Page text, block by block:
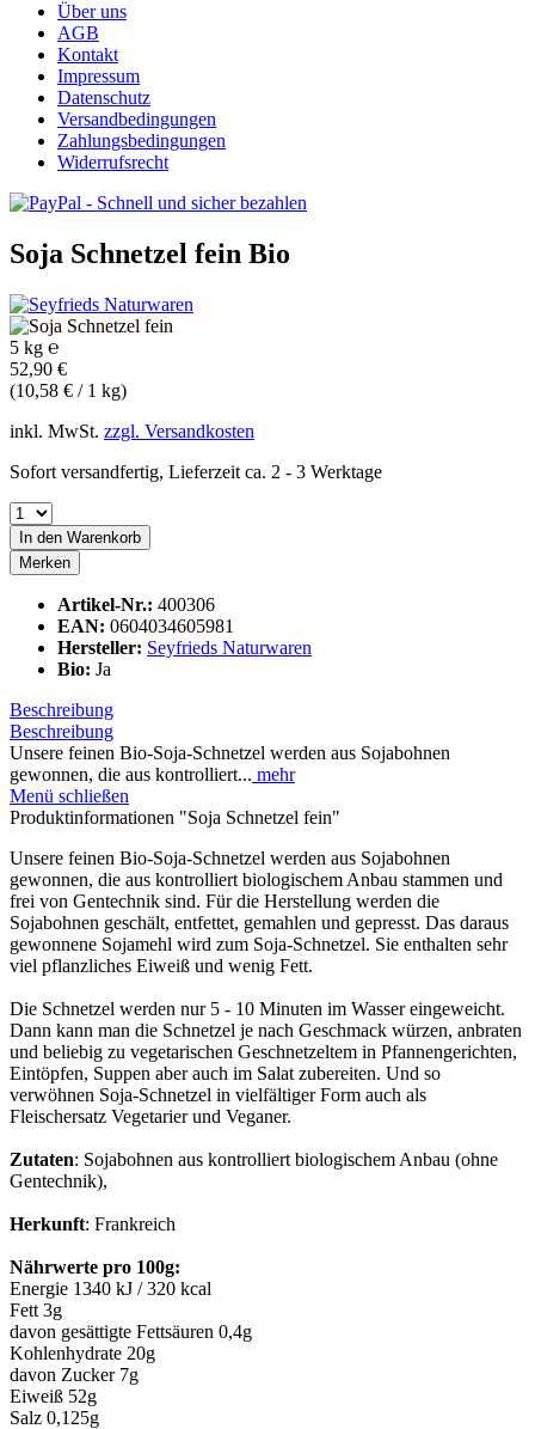
Über uns
AGB
Kontakt
Impressum
Datenschutz
Versandbedingungen
Zahlungsbedingungen
Widerrufsrecht
Soja Schnetzel fein Bio
5 kg ℮
52,90 €
(10,58 € / 1 kg)
inkl. MwSt. zzgl. Versandkosten
Sofort versandfertig, Lieferzeit ca. 2 - 3 Werktage
In den Warenkorb
Merken
Artikel-Nr.: 400306
EAN: 0604034605981
Hersteller: Seyfrieds Naturwaren
Bio: Ja
Beschreibung
Beschreibung
Unsere feinen Bio-Soja-Schnetzel werden aus Sojabohnen
gewonnen, die aus kontrolliert... mehr
Menü schließen
Produktinformationen "Soja Schnetzel fein"
Unsere feinen Bio-Soja-Schnetzel werden aus Sojabohnen
gewonnen, die aus kontrolliert biologischem Anbau stammen und
frei von Gentechnik sind. Für die Herstellung werden die
Sojabohnen geschält, entfettet, gemahlen und gepresst. Das daraus
gewonnene Sojamehl wird zum Soja-Schnetzel. Sie enthalten sehr
viel pflanzliches Eiweiß und wenig Fett.
Die Schnetzel werden nur 5 - 10 Minuten im Wasser eingeweicht.
Dann kann man die Schnetzel je nach Geschmack würzen, anbraten
und beliebig zu vegetarischen Geschnetzeltem in Pfannengerichten,
Eintöpfen, Suppen aber auch im Salat zubereiten. Und so
verwöhnen Soja-Schnetzel in vielfältiger Form auch als
Fleischersatz Vegetarier und Veganer.
Zutaten: Sojabohnen aus kontrolliert biologischem Anbau (ohne
Gentechnik),
Herkunft: Frankreich
Nährwerte pro 100g:
Energie 1340 kJ / 320 kcal
Fett 3g
davon gesättigte Fettsäuren 0,4g
Kohlenhydrate 20g
davon Zucker 7g
Eiweiß 52g
Salz 0,125g